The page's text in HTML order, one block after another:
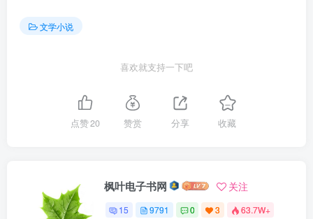
文学小说
喜欢就支持一下吧
点赞20 赞赏 分享 收藏
枫叶电子书网 关注
15 9791 0 3 63.7W+